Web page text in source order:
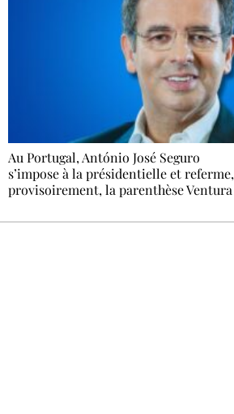
Au Portugal, António José Seguro
s’impose à la présidentielle et referme,
provisoirement, la parenthèse Ventura